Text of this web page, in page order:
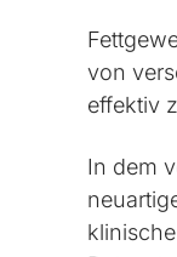
von
effektiv
In dem